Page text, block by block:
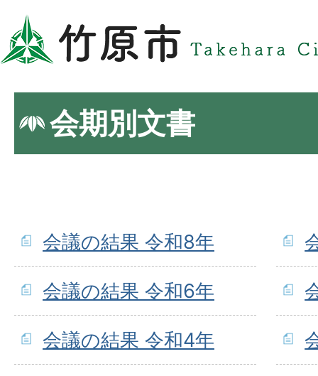
会期別文書
会議の結果 令和8年
会議の結果 令和6年
会議の結果 令和4年